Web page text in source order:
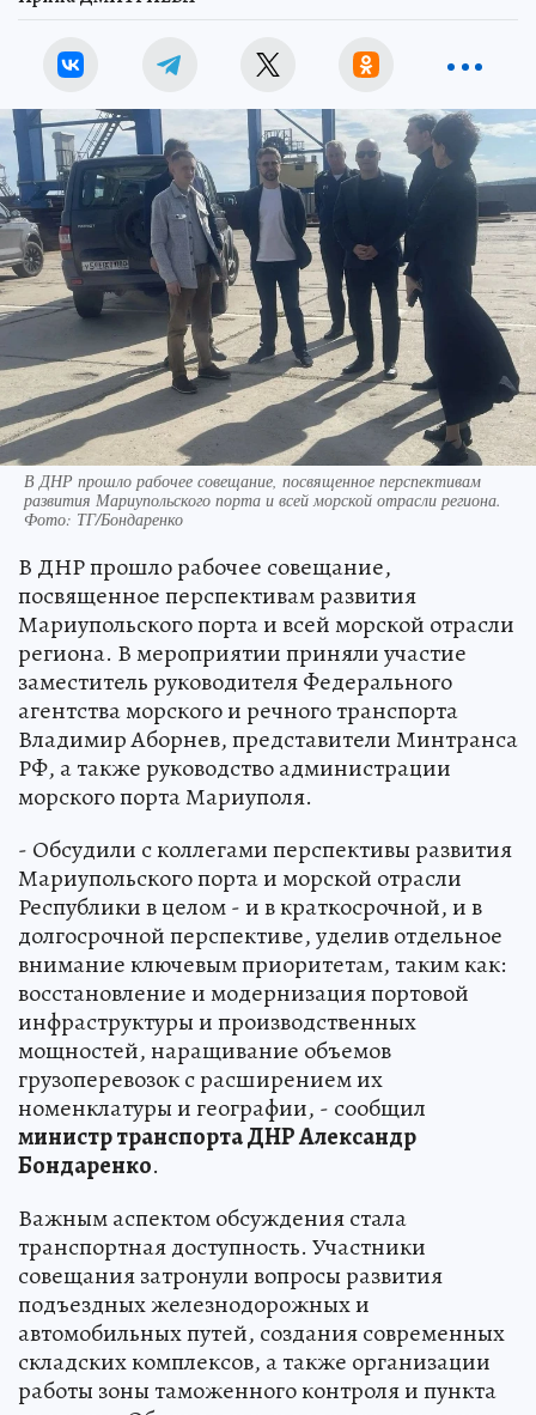
В ДНР прошло рабочее совещание, посвященное перспективам
развития Мариупольского порта и всей морской отрасли региона.
Фото: ТГ/Бондаренко
В ДНР прошло рабочее совещание,
посвященное перспективам развития
Мариупольского порта и всей морской отрасли
региона. В мероприятии приняли участие
заместитель руководителя Федерального
агентства морского и речного транспорта
Владимир Аборнев, представители Минтранса
РФ, а также руководство администрации
морского порта Мариуполя.
- Обсудили с коллегами перспективы развития
Мариупольского порта и морской отрасли
Республики в целом - и в краткосрочной, и в
долгосрочной перспективе, уделив отдельное
внимание ключевым приоритетам, таким как:
восстановление и модернизация портовой
инфраструктуры и производственных
мощностей, наращивание объемов
грузоперевозок с расширением их
номенклатуры и географии, - сообщил
министр транспорта ДНР Александр
Бондаренко.
Важным аспектом обсуждения стала
транспортная доступность. Участники
совещания затронули вопросы развития
подъездных железнодорожных и
автомобильных путей, создания современных
складских комплексов, а также организации
работы зоны таможенного контроля и пункта